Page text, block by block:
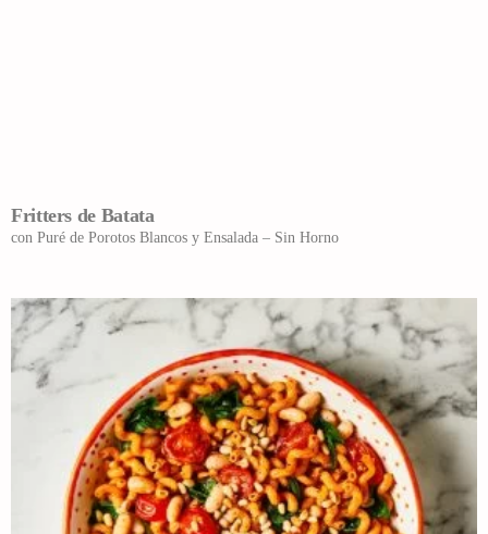
Fritters de Batata
con Puré de Porotos Blancos y Ensalada – Sin Horno